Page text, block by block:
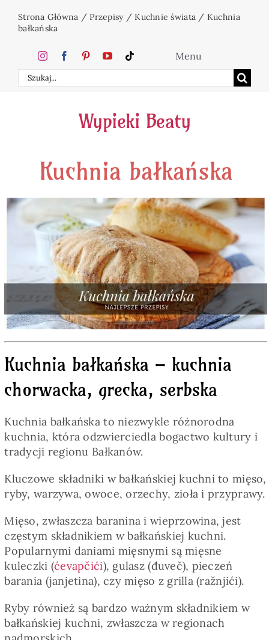
Strona Główna /Przepisy/Kuchnie świata / Kuchnia
bałkańska
Szukaj
Menu
Home
Ciasta
Desery
Święta
Napoje
Pieczywo
Przetwory
Posiłki
Kuchnie świata
SKLEP
Polski
Wypieki Beaty
Kuchnia bałkańska
Kuchnia bałkańska – kuchnia
chorwacka, grecka, serbska
Kuchnia bałkańska to niezwykle różnorodna
kuchnia, która odzwierciedla bogactwo kultury i
tradycji regionu Bałkanów.
Kluczowe składniki w bałkańskiej kuchni to mięso,
ryby, warzywa, owoce, orzechy, zioła i przyprawy.
Mięso, zwłaszcza baranina i wieprzowina, jest
częstym składnikiem w bałkańskiej kuchni.
Popularnymi daniami mięsnymi są mięsne
kuleczki (ćevapčići), gulasz (đuveč), pieczeń
barania (janjetina), czy mięso z grilla (ražnjići).
Ryby również są bardzo ważnym składnikiem w
bałkańskiej kuchni, zwłaszcza w regionach